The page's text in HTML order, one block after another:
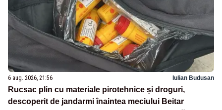
6 aug. 2026, 21:56 Iulian Budusan
Rucsac plin cu materiale pirotehnice și droguri,
descoperit de jandarmi înaintea meciului Beitar